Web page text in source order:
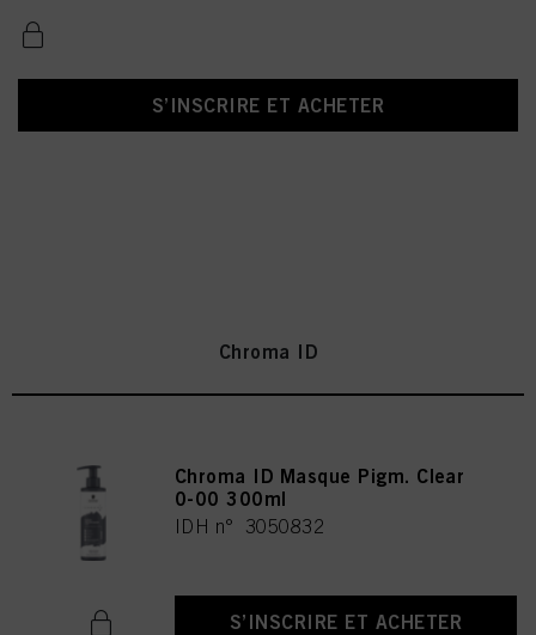
S’INSCRIRE ET ACHETER
Chroma ID
Chroma ID Masque Pigm. Clear
0-00 300ml
IDH n° 3050832
S’INSCRIRE ET ACHETER